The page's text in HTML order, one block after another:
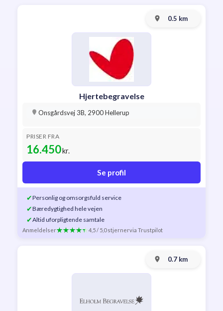
0.5 km
Hjertebegravelse
Onsgårdsvej 3B, 2900 Hellerup
PRISER FRA
16.450kr.
Se profil
✔Personlig og omsorgsfuld service
✔Bæredygtighed hele vejen
✔Altid uforpligtende samtale
Anmeldelser 4,5 / 5,0 stjernervia Trustpilot
0.7 km